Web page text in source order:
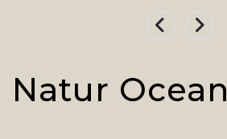
Natur Ocean